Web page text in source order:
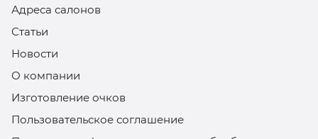
Адреса салонов
Статьи
Новости
О компании
Изготовление очков
Пользовательское соглашение